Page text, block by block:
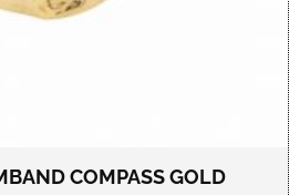
COMPASS GOLD